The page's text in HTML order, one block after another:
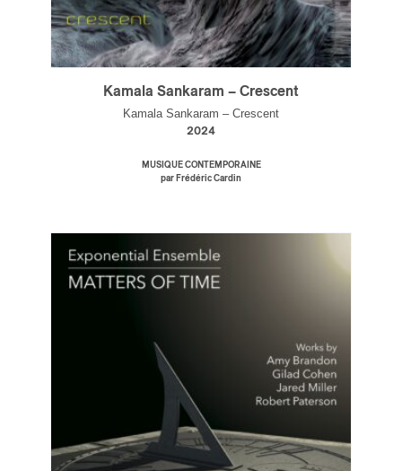
Kamala Sankaram – Crescent
Kamala Sankaram – Crescent
2024
MUSIQUE CONTEMPORAINE
par Frédéric Cardin